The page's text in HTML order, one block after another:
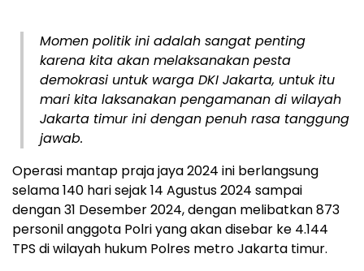
Momen politik ini adalah sangat penting
karena kita akan melaksanakan pesta
demokrasi untuk warga DKI Jakarta, untuk itu
mari kita laksanakan pengamanan di wilayah
Jakarta timur ini dengan penuh rasa tanggung
jawab.
Operasi mantap praja jaya 2024 ini berlangsung
selama 140 hari sejak 14 Agustus 2024 sampai
dengan 31 Desember 2024, dengan melibatkan 873
personil anggota Polri yang akan disebar ke 4.144
TPS di wilayah hukum Polres metro Jakarta timur.